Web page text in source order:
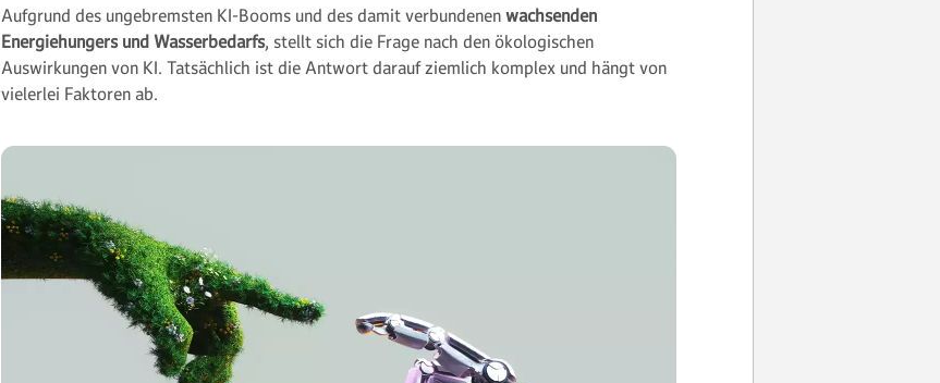
Aufgrund des ungebremsten KI-Booms und des damit verbundenen wachsenden
Energiehungers und Wasserbedarfs, stellt sich die Frage nach den ökologischen
Auswirkungen von KI. Tatsächlich ist die Antwort darauf ziemlich komplex und hängt von
vielerlei Faktoren ab.